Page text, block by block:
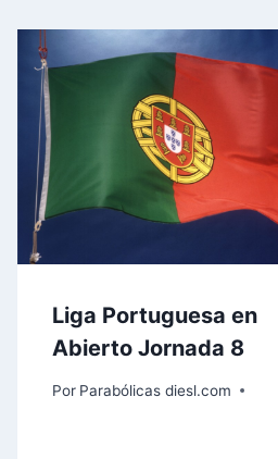
Liga Portuguesa en
Abierto Jornada 8
Por Parabólicas diesl.com